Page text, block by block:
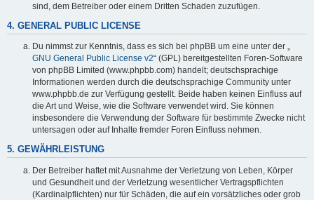
sind, dem Betreiber oder einem Dritten Schaden zuzufügen.
4. GENERAL PUBLIC LICENSE
Du nimmst zur Kenntnis, dass es sich bei phpBB um eine unter der „
GNU General Public License v2“ (GPL) bereitgestellten Foren-Software
von phpBB Limited (www.phpbb.com) handelt; deutschsprachige
Informationen werden durch die deutschsprachige Community unter
www.phpbb.de zur Verfügung gestellt. Beide haben keinen Einfluss auf
die Art und Weise, wie die Software verwendet wird. Sie können
insbesondere die Verwendung der Software für bestimmte Zwecke nicht
untersagen oder auf Inhalte fremder Foren Einfluss nehmen.
5. GEWÄHRLEISTUNG
Der Betreiber haftet mit Ausnahme der Verletzung von Leben, Körper
und Gesundheit und der Verletzung wesentlicher Vertragspflichten
(Kardinalpflichten) nur für Schäden, die auf ein vorsätzliches oder grob